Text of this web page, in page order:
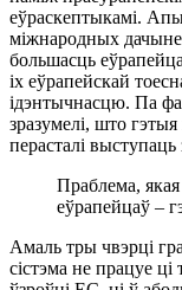
еўраскептыкамі.
міжнародных
большасць
іх еўрапейскай
ідэнтычнасцю. Па
зразумелі, што
перасталі
Праблема,
еўрапейцаў –
Амаль тры чвэрці
сістэма не працуе